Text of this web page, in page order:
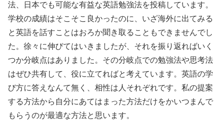
法、日本でも可能な有益な英語勉強法を投稿しています。
学校の成績はそこそこ良かったのに、いざ海外に出てみる
と英語を話すことはおろか聞き取ることもできませんでし
た。徐々に伸びてはいきましたが、それを振り返ればいく
つか分岐点はありました。その分岐点での勉強法や思考法
はぜひ共有して、役に立てればと考えています。英語の学
び方に答えなんて無く、相性は人それぞれです。私の提案
する方法から自分にあてはまった方法だけをかいつまんで
もらうのが最適な方法と思います。